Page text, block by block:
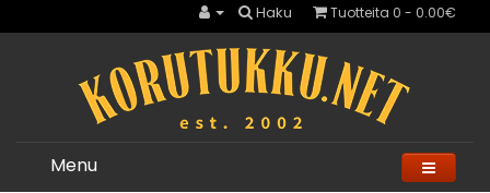
Haku Tuotteita 0 - 0.00€
Menu